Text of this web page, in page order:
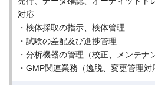
対応
・検体採取の指示、検体管理
・試験の差配及び進捗管理
・分析機器の管理（校正、メンテナ
・GMP関連業務（逸脱、変更管理対